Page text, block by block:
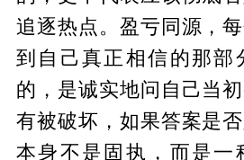
追逐热点。盈亏同源，
到自己真正相信的那部
的，是诚实地问自己当
有被破坏，如果答案是
本身不是固执，而是一